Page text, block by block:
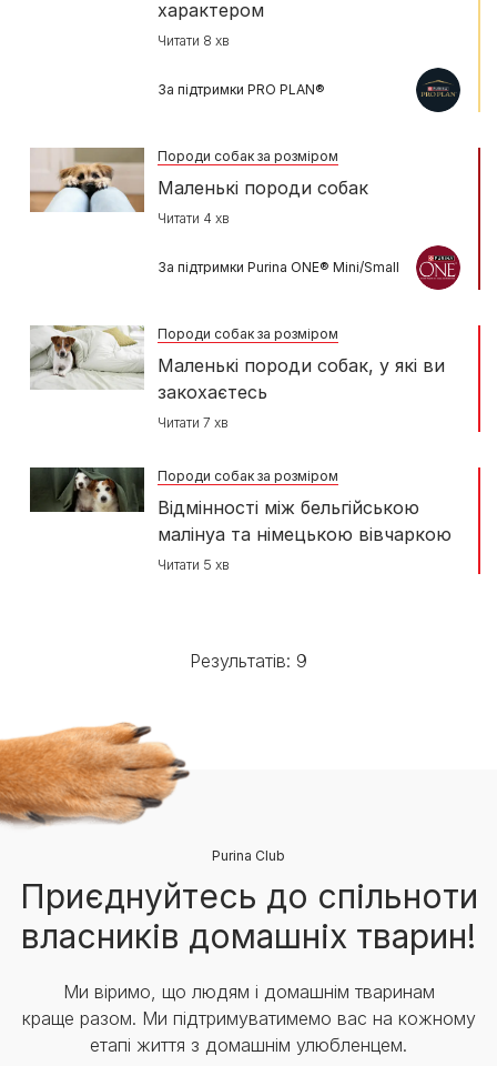
характером
Читати 8 хв
За підтримки PRO PLAN®
Породи собак за розміром
Маленькі породи собак
Читати 4 хв
За підтримки Purina ONE® Mini/Small
Породи собак за розміром
Маленькі породи собак, у які ви
закохаєтесь
Читати 7 хв
Породи собак за розміром
Відмінності між бельгійською
малінуа та німецькою вівчаркою
Читати 5 хв
Результатів: 9
Purina Club
Приєднуйтесь до спільноти
власників домашніх тварин!
Ми віримо, що людям і домашнім тваринам
краще разом. Ми підтримуватимемо вас на кожному
етапі життя з домашнім улюбленцем.